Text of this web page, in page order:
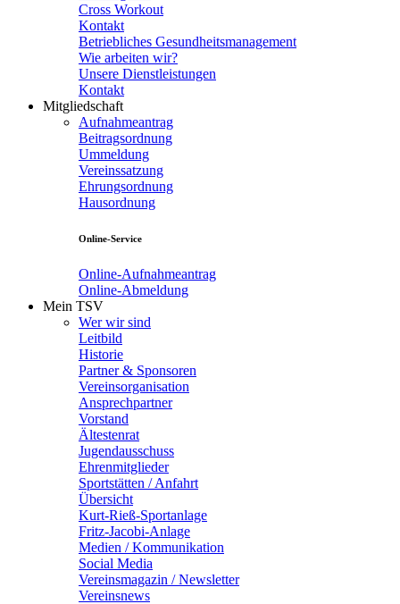
Cross Workout
Kontakt
Betriebliches Gesundheitsmanagement
Wie arbeiten wir?
Unsere Dienstleistungen
Kontakt
Mitgliedschaft
Aufnahmeantrag
Beitragsordnung
Ummeldung
Vereinssatzung
Ehrungsordnung
Hausordnung
Online-Service
Online-Aufnahmeantrag
Online-Abmeldung
Mein TSV
Wer wir sind
Leitbild
Historie
Partner & Sponsoren
Vereinsorganisation
Ansprechpartner
Vorstand
Ältestenrat
Jugendausschuss
Ehrenmitglieder
Sportstätten / Anfahrt
Übersicht
Kurt-Rieß-Sportanlage
Fritz-Jacobi-Anlage
Medien / Kommunikation
Social Media
Vereinsmagazin / Newsletter
Vereinsnews